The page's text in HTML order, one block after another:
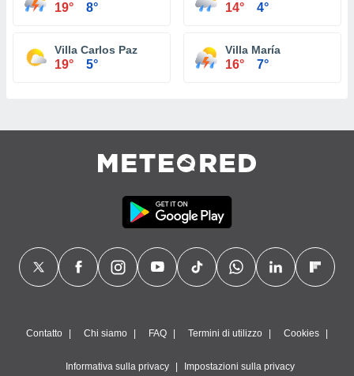
19° 8° 14° 4°
Villa Carlos Paz
19° 5°
Villa María
16° 7°
Contatto Chi siamo FAQ Termini di utilizzo Cookies
Informativa sulla privacy Impostazioni sulla privacy